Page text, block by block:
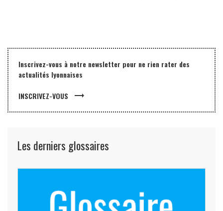
Inscrivez-vous à notre newsletter pour ne rien rater des
actualités lyonnaises
INSCRIVEZ-VOUS trending_flat
Les derniers glossaires